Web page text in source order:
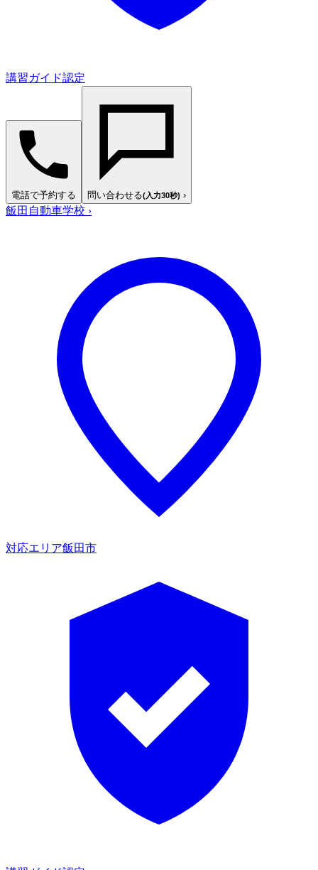
講習ガイド認定
電話で予約する 問い合わせる(入力30秒) ›
飯田自動車学校 ›
対応エリア飯田市